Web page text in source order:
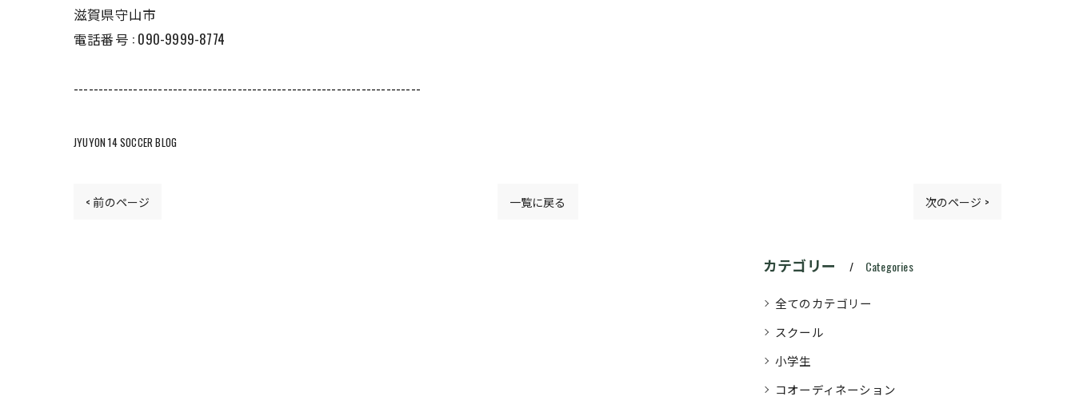
滋賀県守山市
電話番号 : 090-9999-8774
----------------------------------------------------------------------
JYUYON 14 SOCCER BLOG
< 前のページ 一覧に戻る 次のページ >
カテゴリー Categories
全てのカテゴリー
スクール
小学生
コオーディネーション